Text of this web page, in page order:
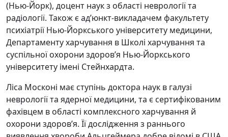
(Нью-Йорк), доцент наук з області неврології та
радіології. Також є ад’юнкт-викладачем факультету
психіатрії Нью-Йоркського університету медицини,
Департаменту харчування в Школі харчування та
суспільної охорони здоров’я Нью-Йоркського
університету імені Стейнхардта.
Ліса Москоні має ступінь доктора наук в галузі
неврології та ядерної медицини, та є сертифікованим
фахівцем в області комплексного харчування й
охорони здоров’я. Її дослідження з раннього